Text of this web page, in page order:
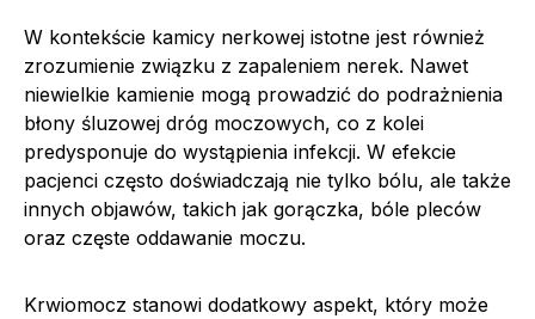
W kontekście kamicy nerkowej istotne jest również
zrozumienie związku z zapaleniem nerek. Nawet
niewielkie kamienie mogą prowadzić do podrażnienia
błony śluzowej dróg moczowych, co z kolei
predysponuje do wystąpienia infekcji. W efekcie
pacjenci często doświadczają nie tylko bólu, ale także
innych objawów, takich jak gorączka, bóle pleców
oraz częste oddawanie moczu.
Krwiomocz stanowi dodatkowy aspekt, który może